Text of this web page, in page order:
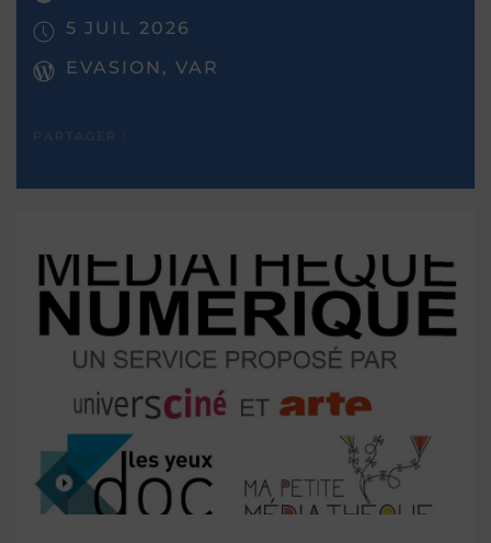
5 JUIL 2026
EVASION, VAR